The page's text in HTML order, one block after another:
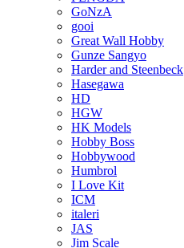
GoNzA
gooi
Great Wall Hobby
Gunze Sangyo
Harder and Steenbeck
Hasegawa
HD
HGW
HK Models
Hobby Boss
Hobbywood
Humbrol
I Love Kit
ICM
italeri
JAS
Jim Scale